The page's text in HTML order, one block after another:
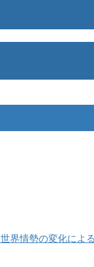
界情勢の変化によ